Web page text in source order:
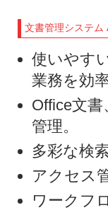
文書管理システム
使いやす
業務を効率
Office文
管理。
多彩な検
アクセス
ワークフ